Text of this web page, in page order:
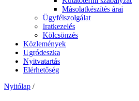
Másolatkészítés árai
Ügyfélszolgálat
Iratkezelés
Kölcsönzés
Közlemények
Ugródeszka
Nyitvatartás
Elérhetőség
Nyitólap /